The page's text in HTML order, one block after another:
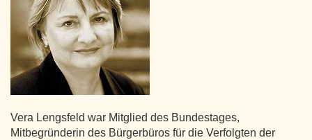
Vera Lengsfeld war Mitglied des Bundestages,
Mitbegründerin des Bürgerbüros für die Verfolgten der